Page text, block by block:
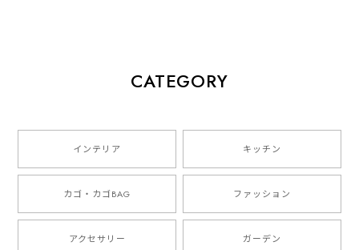
CATEGORY
インテリア キッチン
カゴ・カゴBAG ファッション
アクセサリー ガーデン